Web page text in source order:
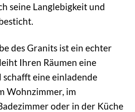
seine Langlebigkeit und
des Granits ist ein echter
Ihren Räumen eine
eine einladende
Wohnzimmer, im
oder in der Küche